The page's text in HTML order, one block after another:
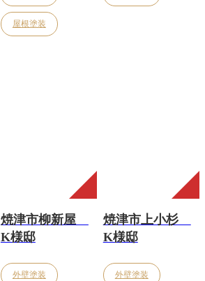
屋根塗装
焼津市柳新屋
K様邸
外壁塗装
焼津市上小杉
K様邸
外壁塗装